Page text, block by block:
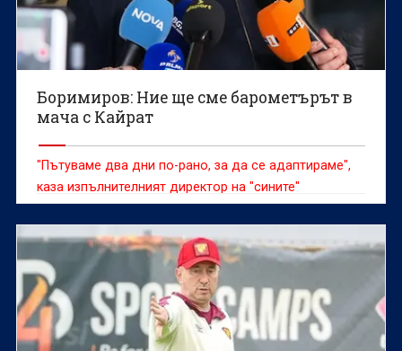
Боримиров: Ние ще сме барометърът в
мача с Кайрат
"Пътуваме два дни по-рано, за да се адаптираме",
каза изпълнителният директор на "сините"